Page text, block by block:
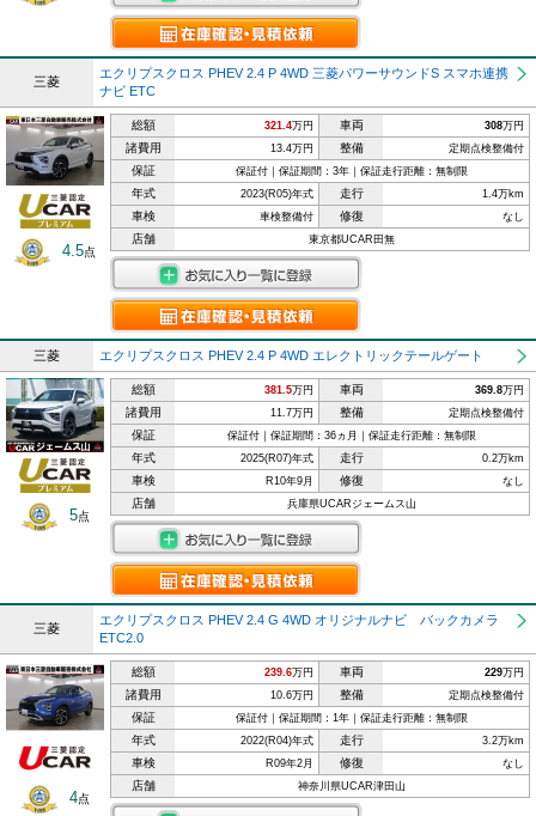
三菱
エクリプスクロス PHEV 2.4 P 4WD 三菱パワーサウンドS スマホ連携
ナビ ETC
4.5点
総額 321.4万円 車両 308万円
諸費用 13.4万円 整備 定期点検整備付
保証 保証付｜保証期間：3年｜保証走行距離：無制限
年式 2023(R05)年式 走行 1.4万km
車検 車検整備付 修復 なし
店舗 東京都UCAR田無
三菱 エクリプスクロス PHEV 2.4 P 4WD エレクトリックテールゲート
5点
総額 381.5万円 車両 369.8万円
諸費用 11.7万円 整備 定期点検整備付
保証 保証付｜保証期間：36ヵ月｜保証走行距離：無制限
年式 2025(R07)年式 走行 0.2万km
車検 R10年9月 修復 なし
店舗 兵庫県UCARジェームス山
三菱
エクリプスクロス PHEV 2.4 G 4WD オリジナルナビ バックカメラ
ETC2.0
4点
総額 239.6万円 車両 229万円
諸費用 10.6万円 整備 定期点検整備付
保証 保証付｜保証期間：1年｜保証走行距離：無制限
年式 2022(R04)年式 走行 3.2万km
車検 R09年2月 修復 なし
店舗 神奈川県UCAR津田山